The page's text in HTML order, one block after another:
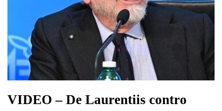
VIDEO – De Laurentiis contro